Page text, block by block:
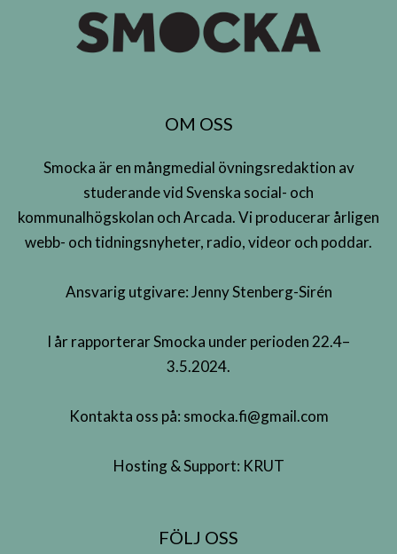
OM OSS
Smocka är en mångmedial övningsredaktion av
studerande vid Svenska social- och
kommunalhögskolan och Arcada. Vi producerar årligen
webb- och tidningsnyheter, radio, videor och poddar.
Ansvarig utgivare: Jenny Stenberg-Sirén
I år rapporterar Smocka under perioden 22.4–
3.5.2024.
Kontakta oss på: smocka.fi@gmail.com
Hosting & Support: KRUT
FÖLJ OSS